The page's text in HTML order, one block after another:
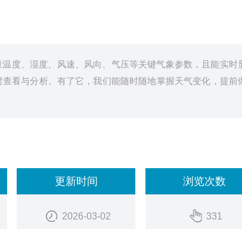
度、湿度、风速、风向、气压等关键气象参数，且能实时
看与分析。有了它，我们能随时随地掌握天气变化，提前
更新时间
2026-03-02
浏览次数
331